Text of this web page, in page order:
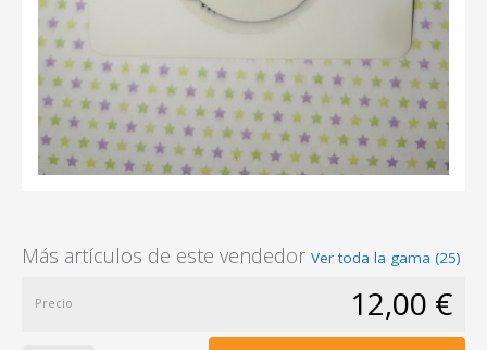
Más artículos de este vendedor Ver toda la gama (25)
Precio 12,00 €